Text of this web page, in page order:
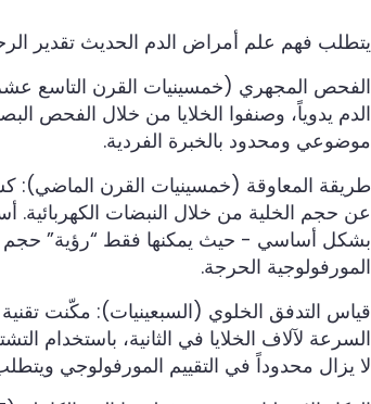
يتطلب فهم علم أمراض الدم الحديث تقدير
الفحص المجهري (خمسينيات القرن التاسع
الدم يدوياً، وصنفوا الخلايا من خلال الفحص
موضوعي ومحدود بالخبرة الفردية.
طريقة المعاوقة (خمسينيات القرن الماضي):
عن حجم الخلية من خلال النبضات الكهربائية.
بشكل أساسي - حيث يمكنها فقط “رؤية” حجم
المورفولوجية الحرجة.
قياس التدفق الخلوي (السبعينيات): مكّنت
السرعة لآلاف الخلايا في الثانية، باستخدام
لا يزال محدوداً في التقييم المورفولوجي